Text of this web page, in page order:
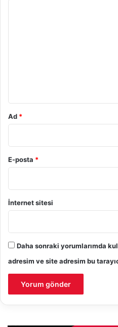
Ad *
E-posta *
İnternet sitesi
Daha sonraki yorumlarımda
adresim ve site adresim bu